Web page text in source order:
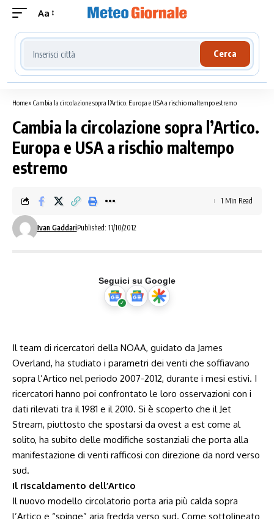
Aa
Cerca località meteo
Cerca
Home» Cambia la circolazione sopra l’Artico. Europa e USA a rischio maltempo estremo
Cambia la circolazione sopra l’Artico.
Europa e USA a rischio maltempo
estremo
Ivan GaddariPublished: 11/10/2012
1 Min Read
Seguici su Google
Il team di ricercatori della NOAA, guidato da James
Overland, ha studiato i parametri dei venti che soffiavano
sopra l’Artico nel periodo 2007-2012, durante i mesi estivi. I
ricercatori hanno poi confrontato le loro osservazioni con i
dati rilevati tra il 1981 e il 2010. Si è scoperto che il Jet
Stream, piuttosto che spostarsi da ovest a est come al
solito, ha subito delle modifiche sostanziali che porta alla
manifestazione di venti rafficosi con direzione da nord verso
sud.
Il riscaldamento dell’Artico
Il nuovo modello circolatorio porta aria più calda sopra
l’Artico e “spinge” aria fredda verso sud. Come sottolineato